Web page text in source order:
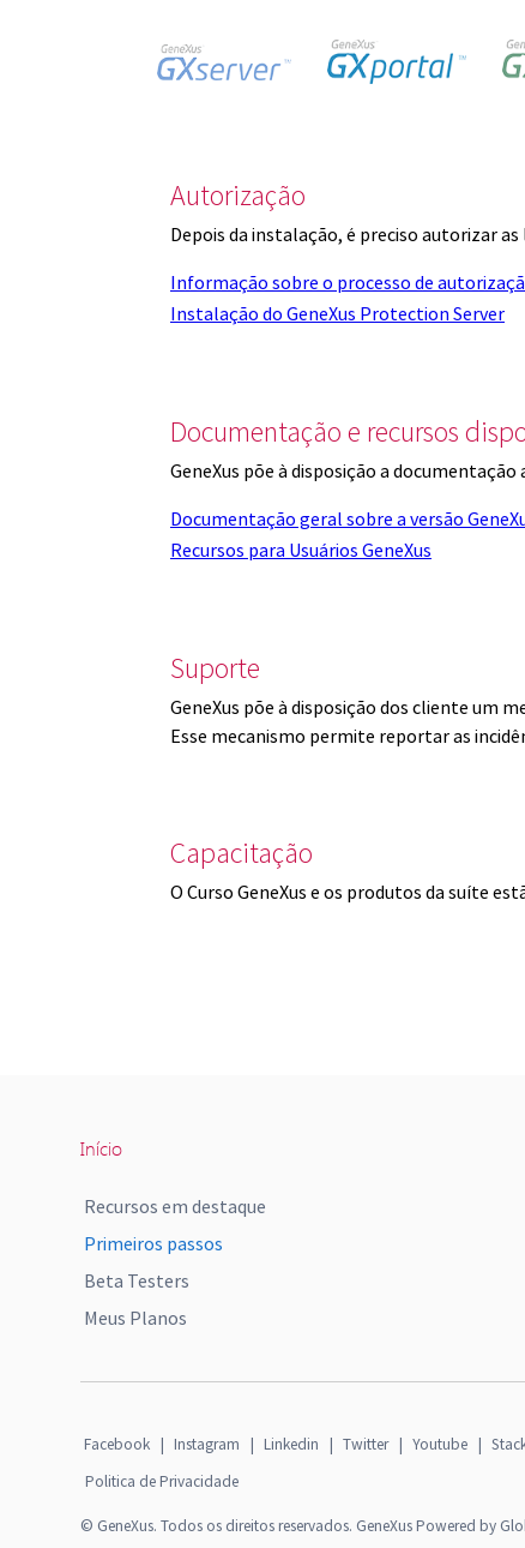
Autorização
Depois da instalação, é preciso autorizar
Informação sobre o processo de
Instalação do GeneXus Protection Server
Documentação e recursos
GeneXus põe à disposição a
Documentação geral sobre a versão
Recursos para Usuários GeneXus
Suporte
GeneXus põe à disposição dos cliente um
Esse mecanismo permite reportar as
Capacitação
O Curso GeneXus e os produtos da suíte
Início
Recursos em destaque
Primeiros passos
Beta Testers
Meus Planos
Facebook | Instagram | Linkedin | Twitter | Youtube |
Politica de Privacidade
© GeneXus. Todos os direitos reservados. GeneXus Powered by